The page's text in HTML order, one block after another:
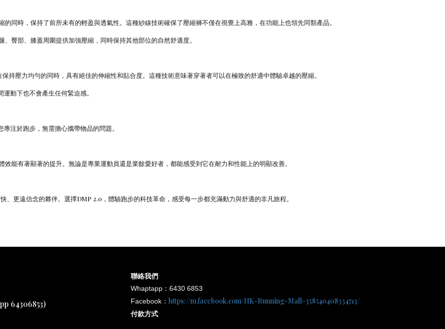
同時，保持了前所未有的輕盈與透氣性。這種紗線技術確保了壓縮褲不僅在視覺上高雅，在功能上也領先同類產品。
臀部、膝蓋周圍提供加強壓縮，同時保持其他部位的自然舒適度。
持壓力均勻的同時，具有絕佳的伸縮性和貼合度。這種技術意味著穿著者可以在極致的舒適中體驗卓越的壓縮。
動下也不會產生任何緊迫感。
注於跑步，無需擔心攜帶物品的問題。
能有著顯著的提升。無論是專業運動員還是業餘愛好者，都能感受到它在耐力和性能上的明顯改善。
更遠信念的夥伴。選擇DMP 2.0，體驗跑步的科技革命，感受每一步都充滿動力與舒適的非凡旅程。
64306853)
聯絡我們
Whaptapp：6430 6853
Facebook： https://m.facebook.com/HK-Running-Mall-358540408334713/
付款方式